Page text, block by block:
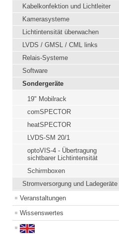
Kabelkonfektion und Lichtleiter
Kamerasysteme
Lichtintensität überwachen
LVDS / GMSL / CML links
Relais-Systeme
Software
Sondergeräte
19" Mobilrack
comSPECTOR
heatSPECTOR
LVDS-SM 20/1
optoVIS-4 - Übertragung
sichtbarer Lichtintensität
Schirmboxen
Stromversorgung und Ladegeräte
Veranstaltungen
Wissenswertes